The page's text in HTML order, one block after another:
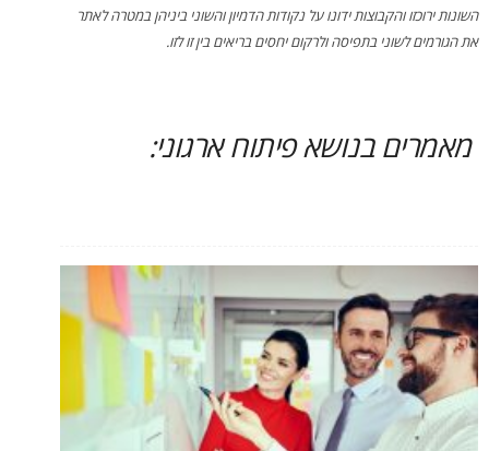
השונות ירוכזו והקבוצות ידונו על נקודות הדמיון והשוני ביניהן במטרה לאתר
את הגורמים לשוני בתפיסה ולרקום יחסים בריאים בין זו לזו.
מאמרים בנושא פיתוח ארגוני: